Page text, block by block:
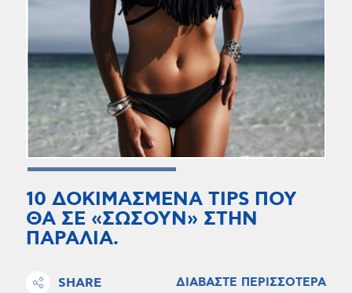
10 ΔΟΚΙΜΑΣΜΕΝΑ TIPS ΠΟΥ
ΘΑ ΣΕ «ΣΩΣΟΥΝ» ΣΤΗΝ
ΠΑΡΑΛΙΑ.
SHARE ΔΙΑΒΑΣΤΕ ΠΕΡΙΣΣΟΤΕΡΑ